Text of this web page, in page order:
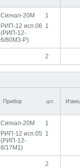
Сигнал-20М
1
РИП-12 исп.06
(РИП-12-
6/80М3-Р)
1
2
Прибор шт.
Сигнал-20М
1
РИП-12 исп.05
(РИП-12-
8/17М1)
1
2